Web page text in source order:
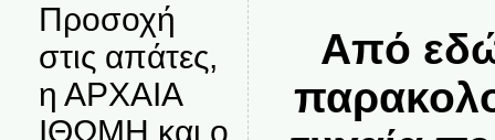
Προσοχή
στις απάτες,
η ΑΡΧΑΙΑ
ΙΘΩΜΗ και ο
Από